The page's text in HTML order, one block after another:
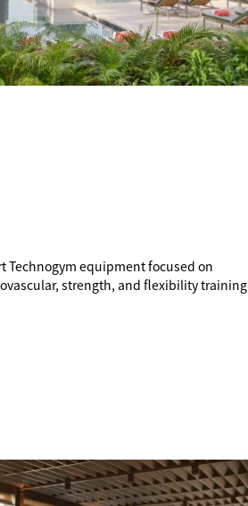
Technogym equipment focused on
strength, and flexibility training